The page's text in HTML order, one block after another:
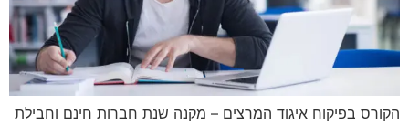
הקורס בפיקוח איגוד המרצים – מקנה שנת חברות חינם וחבילת